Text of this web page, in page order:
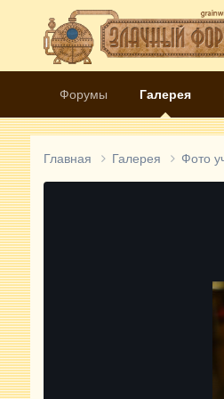
Форумы Галерея
Главная Галерея Фото